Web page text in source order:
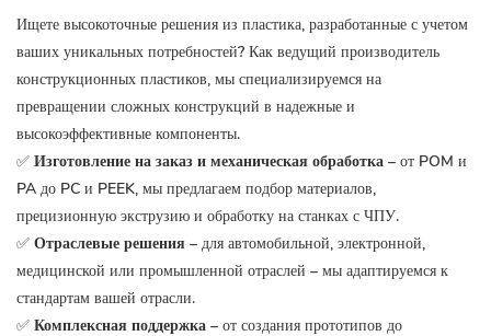
Ищете высокоточные решения из пластика, разработанные с учетом
ваших уникальных потребностей? Как ведущий производитель
конструкционных пластиков, мы специализируемся на
превращении сложных конструкций в надежные и
высокоэффективные компоненты.
✅ Изготовление на заказ и механическая обработка – от POM и
PA до PC и PEEK, мы предлагаем подбор материалов,
прецизионную экструзию и обработку на станках с ЧПУ.
✅ Отраслевые решения – для автомобильной, электронной,
медицинской или промышленной отраслей – мы адаптируемся к
стандартам вашей отрасли.
✅ Комплексная поддержка – от создания прототипов до